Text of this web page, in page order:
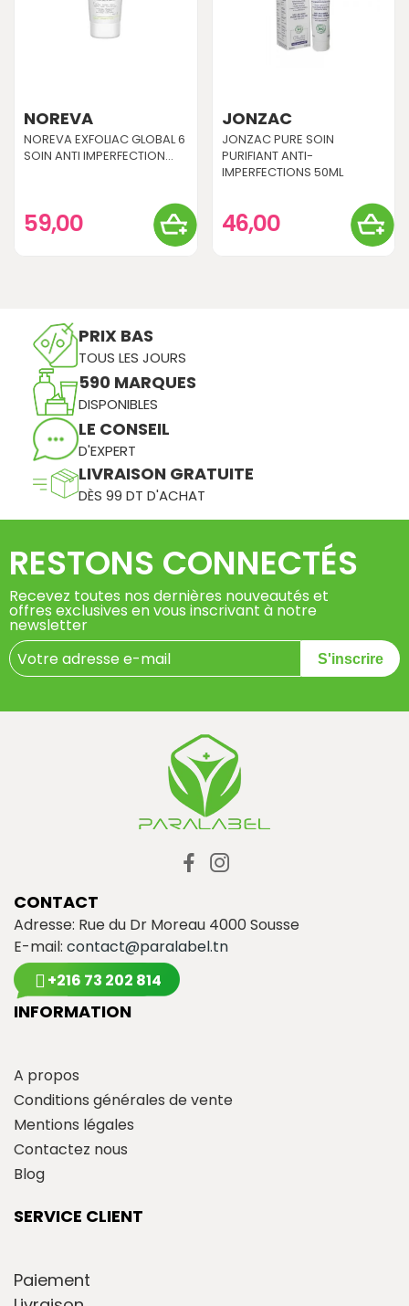
NOREVA
NOREVA EXFOLIAC GLOBAL 6
SOIN ANTI IMPERFECTION...
59,00
JONZAC
JONZAC PURE SOIN
PURIFIANT ANTI-
IMPERFECTIONS 50ML
46,00
PRIX BAS
TOUS LES JOURS
590 MARQUES
DISPONIBLES
LE CONSEIL
D'EXPERT
LIVRAISON GRATUITE
DÈS 99 DT D'ACHAT
RESTONS CONNECTÉS
Recevez toutes nos dernières nouveautés et
offres exclusives en vous inscrivant à notre
newsletter
S'inscrire
CONTACT
Adresse: Rue du Dr Moreau 4000 Sousse
E-mail: contact@paralabel.tn
+216 73 202 814
INFORMATION
A propos
Conditions générales de vente
Mentions légales
Contactez nous
Blog
SERVICE CLIENT
Paiement